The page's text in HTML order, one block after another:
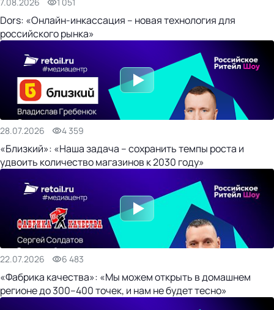
Dors: «Онлайн-инкассация – новая технология для
российского рынка»
28.07.2026 4 359
«Близкий»: «Наша задача – сохранить темпы роста и
удвоить количество магазинов к 2030 году»
22.07.2026 6 483
«Фабрика качества»: «Мы можем открыть в домашнем
регионе до 300–400 точек, и нам не будет тесно»